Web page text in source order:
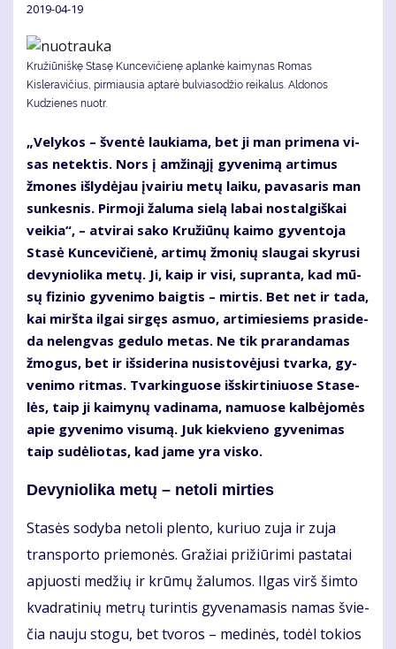
2019-04-19
Kružiūniškę Stasę Kuncevičienę aplankė kaimynas Romas
Kisleravičius, pirmiausia aptarė bulviasodžio reikalus. Aldonos
Kudzienes nuotr.
„Ve­ly­kos – šven­tė lau­kia­ma, bet ji man pri­me­na vi­
sas ne­tek­tis. Nors į am­ži­ną­jį gy­ve­ni­mą ar­ti­mus
žmo­nes iš­ly­dė­jau įvai­riu me­tų lai­ku, pa­va­sa­ris man
sun­kes­nis. Pir­mo­ji ža­lu­ma sie­lą la­bai nos­tal­giš­kai
vei­kia“, – at­vi­rai sa­ko Kru­žiū­nų kai­mo gy­ven­to­ja
Sta­sė Kun­ce­vi­čie­nė, ar­ti­mų žmo­nių slau­gai sky­ru­si
de­vy­nio­li­ka me­tų. Ji, kaip ir vi­si, su­pran­ta, kad mū­
sų fi­zi­nio gy­ve­ni­mo baig­tis – mir­tis. Bet net ir ta­da,
kai mirš­ta il­gai sir­gęs as­muo, ar­ti­mie­siems pra­si­de­
da ne­leng­vas ge­du­lo me­tas. Ne tik pra­ran­da­mas
žmo­gus, bet ir iš­si­de­ri­na nu­si­sto­vė­ju­si tvar­ka, gy­
ve­ni­mo rit­mas. Tvar­kin­guo­se iš­skir­ti­niuo­se Sta­se­
lės, taip ji kai­my­nų va­di­na­ma, na­muo­se kal­bė­jo­mės
apie gy­ve­ni­mo vi­su­mą. Juk kiek­vie­no gy­ve­ni­mas
taip su­dė­lio­tas, kad ja­me yra vis­ko.
De­vy­nio­li­ka me­tų – ne­to­li mir­ties
Sta­sės so­dy­ba ne­to­li plen­to, ku­riuo zu­ja ir zu­ja
trans­por­to prie­mo­nės. Gra­žiai pri­žiū­ri­mi pa­sta­tai
ap­juos­ti me­džių ir krū­mų ža­lu­mos. Il­gas virš šim­to
kvad­ra­ti­nių met­rų tu­rin­tis gy­ve­na­ma­sis na­mas švie­
čia nau­ju sto­gu, bet tvo­ros – me­di­nės, to­dėl to­kios